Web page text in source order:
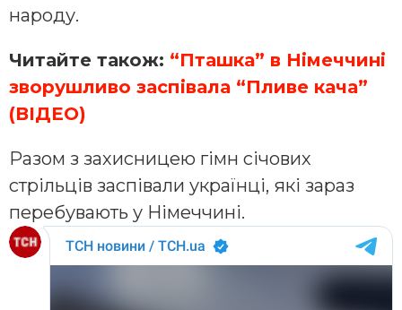
народу.
Читайте також: “Пташка” в Німеччині
зворушливо заспівала “Пливе кача”
(ВІДЕО)
Разом з захисницею гімн січових
стрільців заспівали українці, які зараз
перебувають у Німеччині.